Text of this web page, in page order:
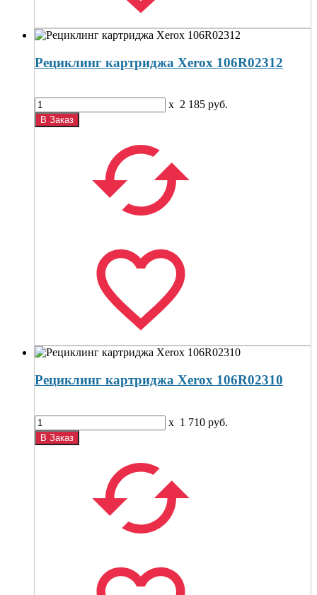
Рециклинг картриджа Xerox 106R02312
x 2 185 руб.
Рециклинг картриджа Xerox 106R02310
x 1 710 руб.